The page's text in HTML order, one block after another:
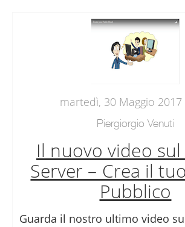
martedì, 30 Maggio 2017
Piergiorgio Venuti
Il nuovo video
Server – Crea il
Pubblico
Guarda il nostro ultimo video